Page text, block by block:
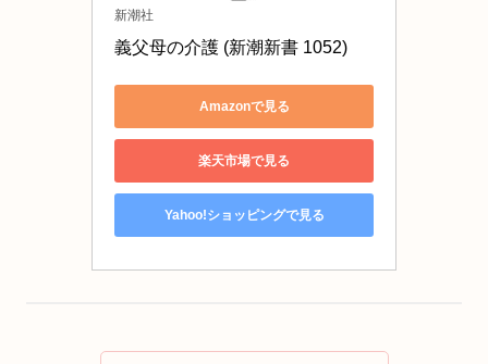
新潮社
義父母の介護 (新潮新書 1052)
Amazonで見る
楽天市場で見る
Yahoo!ショッピングで見る